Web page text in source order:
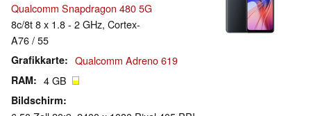
Qualcomm Snapdragon 480 5G
8c/8t 8 x 1.8 - 2 GHz, Cortex-
A76 / 55
Grafikkarte Qualcomm Adreno 619
RAM 4 GB
Bildschirm